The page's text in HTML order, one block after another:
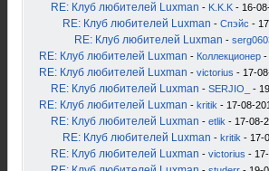
RE: Клуб любителей Luxman - K.K.K - 16-
RE: Клуб любителей Luxman - Спэйс -
RE: Клуб любителей Luxman -
RE: Клуб любителей Luxman - Коллекционер -
RE: Клуб любителей Luxman - victorius - 17-
RE: Клуб любителей Luxman - SERJIO_ -
RE: Клуб любителей Luxman - kritik - 17-08-
RE: Клуб любителей Luxman - etlik - 17-08-
RE: Клуб любителей Luxman - kritik - 17-
RE: Клуб любителей Luxman - victorius -